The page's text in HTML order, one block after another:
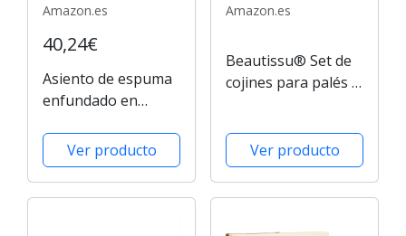
Amazon.es
40,24€
Asiento de espuma
enfundado en
PaletVer producto
Amazon.es
Beautissu® Set de
cojines para palés -
120x80x15 cm -
Antracita -
Ver producto